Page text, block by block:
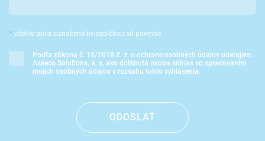
* všetky polia označené hviezdičkou sú povinné
Podľa zákona č. 18/2018 Z. z. o ochrane osobných údajov udeľujem
Asseco Solutions, a. s. ako dotknutá osoba súhlas so spracovaním
mojich osobných údajov v rozsahu tohto vyhlásenia.
ODOSLAŤ